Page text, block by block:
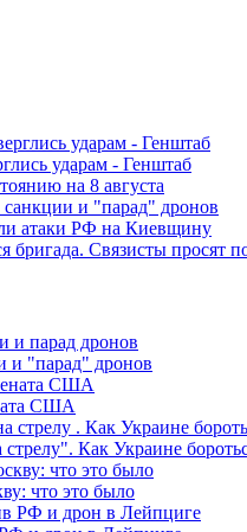
ударам - Генштаб
на 8 августа
и "парад" дронов
атаки РФ на Киевщину
бригада. Связисты просят
и "парад" дронов
США
Как Украине
что это было